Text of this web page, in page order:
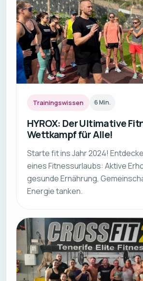
Trainingswissen 6Min.
HYROX: Der Ultimative
Wettkampf für Alle!
Starte fit ins Jahr 2024!
eines Fitnessurlaubs: Aktive
gesunde Ernährung,
Energie tanken.